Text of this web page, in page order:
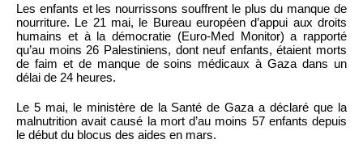
Les enfants et les nourrissons souffrent le plus du manque de
nourriture. Le 21 mai, le Bureau européen d’appui aux droits
humains et à la démocratie (Euro-Med Monitor) a rapporté
qu’au moins 26 Palestiniens, dont neuf enfants, étaient morts
de faim et de manque de soins médicaux à Gaza dans un
délai de 24 heures.
Le 5 mai, le ministère de la Santé de Gaza a déclaré que la
malnutrition avait causé la mort d’au moins 57 enfants depuis
le début du blocus des aides en mars.